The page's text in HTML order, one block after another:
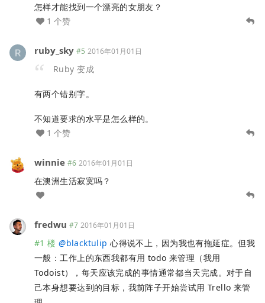
怎样才能找到一个漂亮的女朋友？
1 个赞
ruby_sky #5 2016年01月01日
Ruby 变成
有两个错别字。
不知道要求的水平是怎么样的。
1 个赞
winnie #6 2016年01月01日
在澳洲生活寂寞吗？
fredwu #7 2016年01月01日
#1 楼 @blacktulip 心得说不上，因为我也有拖延症。但我
一般：工作上的东西我都有用 todo 来管理（我用
Todoist），每天应该完成的事情通常都当天完成。对于自
己本身想要达到的目标，我前阵子开始尝试用 Trello 来管